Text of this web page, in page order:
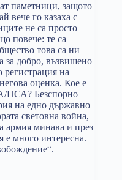
паметници, защото
вече го казаха с
не са просто
повече: те са
това са ни
за добро, възвишено
на
оценка. Кое е
ПСА? Безспорно
на едно държавно
световна война,
армия минава и през
е много интересна.